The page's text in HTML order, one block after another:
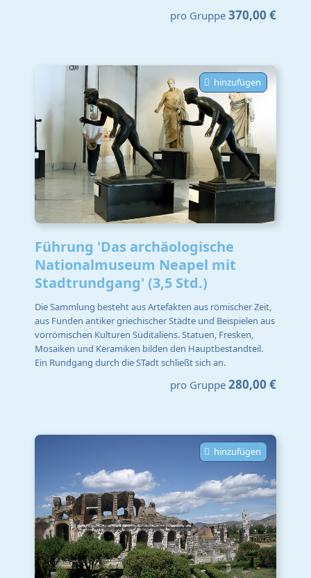
pro Gruppe 370,00 €
hinzufügen
Führung 'Das archäologische
Nationalmuseum Neapel mit
Stadtrundgang' (3,5 Std.)
Die Sammlung besteht aus Artefakten aus römischer Zeit,
aus Funden antiker griechischer Städte und Beispielen aus
vorrömischen Kulturen Süditaliens. Statuen, Fresken,
Mosaiken und Keramiken bilden den Hauptbestandteil.
Ein Rundgang durch die STadt schließt sich an.
pro Gruppe 280,00 €
hinzufügen